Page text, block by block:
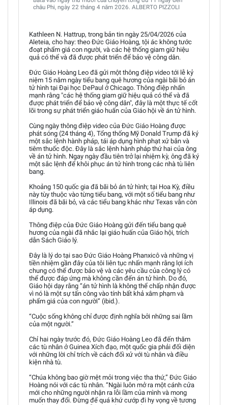
châu Phi, ngày 22 tháng 4 năm 2026. ALBERTO PIZZOLI
Kathleen N. Hattrup, trong bản tin ngày 25/04/2026 của
Aleteia, cho hay: theo Đức Giáo Hoàng, tội ác không tước
đoạt phẩm giá con người, và các hệ thống giam giữ hiệu
quả có thể và đã được phát triển để bảo vệ công dân.
Đức Giáo Hoàng Leo đã gửi một thông điệp video tới lễ kỷ
niệm 15 năm ngày tiểu bang quê hương của ngài bãi bỏ án
tử hình tại Đại học DePaul ở Chicago. Thông điệp nhấn
mạnh rằng "các hệ thống giam giữ hiệu quả có thể và đã
được phát triển để bảo vệ công dân", đây là một thực tế cốt
lõi trong sự phát triển giáo huấn của Giáo hội về án tử hình.
Cùng ngày thông điệp video của Đức Giáo Hoàng được
phát sóng (24 tháng 4), Tổng thống Mỹ Donald Trump đã ký
một sắc lệnh hành pháp, tái áp dụng hình phạt xử bắn và
tiêm thuốc độc. Đây là sắc lệnh hành pháp thứ hai của ông
về án tử hình. Ngay ngày đầu tiên trở lại nhiệm kỳ, ông đã ký
một sắc lệnh để khôi phục án tử hình trong các nhà tù liên
bang.
Khoảng 150 quốc gia đã bãi bỏ án tử hình; tại Hoa Kỳ, điều
này tùy thuộc vào từng tiểu bang, với một số tiểu bang như
Illinois đã bãi bỏ, và các tiểu bang khác như Texas vẫn còn
áp dụng.
Thông điệp của Đức Giáo Hoàng gửi đến tiểu bang quê
hương của ngài đã nhắc lại giáo huấn của Giáo hội, trích
dẫn Sách Giáo lý.
Đây là lý do tại sao Đức Giáo Hoàng Phanxicô và những vị
tiền nhiệm gần đây của tôi liên tục nhấn mạnh rằng lợi ích
chung có thể được bảo vệ và các yêu cầu của công lý có
thể được đáp ứng mà không cần đến án tử hình. Do đó,
Giáo hội dạy rằng “án tử hình là không thể chấp nhận được
vì nó là một sự tấn công vào tính bất khả xâm phạm và
phẩm giá của con người” (ibid.).
“Cuộc sống không chỉ được định nghĩa bởi những sai lầm
của một người.”
Chỉ hai ngày trước đó, Đức Giáo Hoàng Leo đã đến thăm
các tù nhân ở Guinea Xích đạo, một quốc gia phải đối diện
với những lời chỉ trích về cách đối xử với tù nhân và điều
kiện nhà tù.
“Chúa không bao giờ mệt mỏi trong việc tha thứ,” Đức Giáo
Hoàng nói với các tù nhân. “Ngài luôn mở ra một cánh cửa
mới cho những người nhận ra lỗi lầm của mình và mong
muốn thay đổi. Đừng để quá khứ cướp đi hy vọng về tương